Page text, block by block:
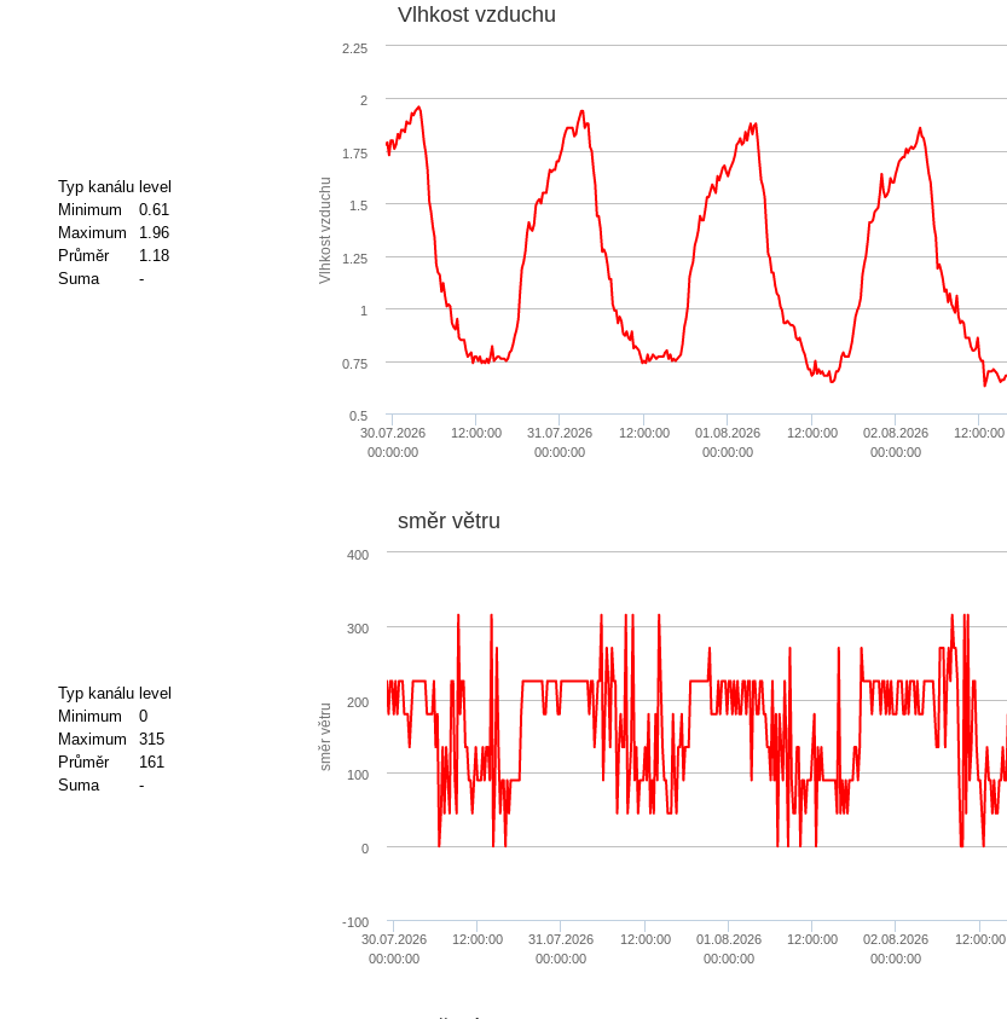
Typ kanálu level
Minimum
0.61
Maximum
1.96
Průměr
1.18
Suma
- Vlhkost vzduchu
Vlhkost vzduchu
30.07.2026
00:00:00
12:00:00
31.07.2026
00:00:00
12:00:00
01.08.2026
00:00:00
12:00:00
02.08.2026
00:00:00
12:00:00
0.5
0.75
1
1.25
1.5
1.75
2
2.25
Typ kanálu level
Minimum
0
Maximum
315
Průměr
161
Suma
-
směr větru
směr větru
30.07.2026
00:00:00
12:00:00
31.07.2026
00:00:00
12:00:00
01.08.2026
00:00:00
12:00:00
02.08.2026
00:00:00
12:00:00
0
100
200
300
-100
400